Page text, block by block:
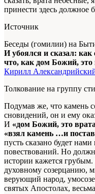
принести здесь должное
Источник
Беседы (гомилии) на
И убоялся и сказал: как
что, как дом Божий, это
Кирилл
Толкование на группу
Подумав же, что камень
сновидений, он и ему
И «дом Божий, это
«взял камень …и
пусть сказано будет
повествований. Но
истории кажется
духовному созерцанию,
верующий народ,
святых Апостолах, весьма